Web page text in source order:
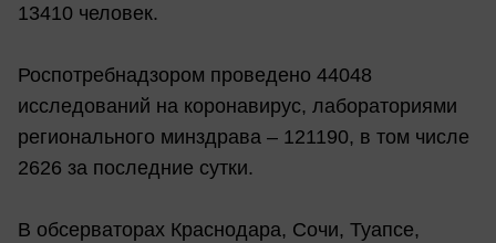
13410 человек.
Роспотребнадзором проведено 44048
исследований на коронавирус, лабораториями
регионального минздрава – 121190, в том числе
2626 за последние сутки.
В обсерваторах Краснодара, Сочи, Туапсе,